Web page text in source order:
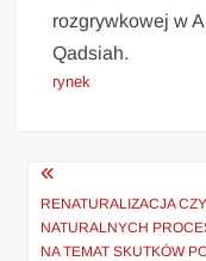
rozgrywkowej w
Qadsiah.
rynek
Nawigacja
wpisu
RENATURALIZACJA
NATURALNYCH
NA TEMAT SKUTKÓW